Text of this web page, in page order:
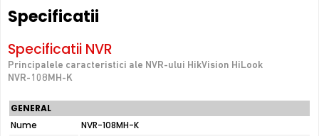
switch sau alimentare separata
Un singur slot HDD — fara spatiu de extindere sau
redundanta
case, apartamente si spatii comerciale mici.
Specificatii
Specificatii NVR
Principalele caracteristici ale NVR-ului HikVision HiLook
NVR-108MH-K
GENERAL
Nume
NVR-108MH-K